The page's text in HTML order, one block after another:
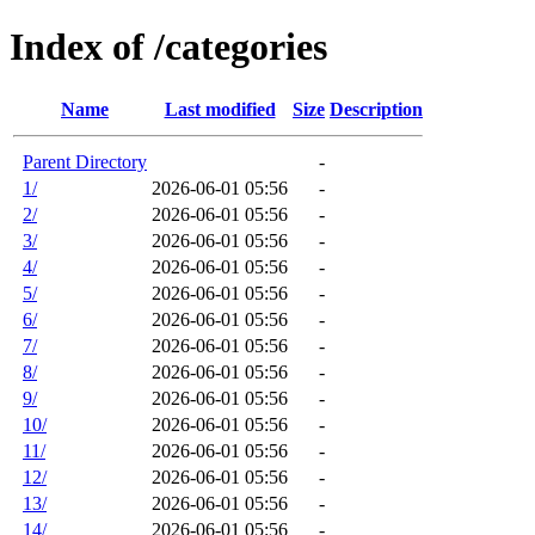
Index of /categories
Name Last modified Size Description
Parent Directory
-
1/
2026-06-01 05:56
-
2/
2026-06-01 05:56
-
3/
2026-06-01 05:56
-
4/
2026-06-01 05:56
-
5/
2026-06-01 05:56
-
6/
2026-06-01 05:56
-
7/
2026-06-01 05:56
-
8/
2026-06-01 05:56
-
9/
2026-06-01 05:56
-
10/
2026-06-01 05:56
-
11/
2026-06-01 05:56
-
12/
2026-06-01 05:56
-
13/
2026-06-01 05:56
-
14/
2026-06-01 05:56
-